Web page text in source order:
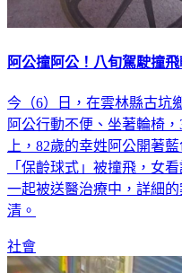
阿公撞阿公！八旬駕駛撞
今（6）日，在雲林縣古坑
阿公行動不便、坐著輪椅
上，82歲的幸姓阿公開著
「保齡球式」被撞飛，女
一起被送醫治療中，詳細
清。
社會